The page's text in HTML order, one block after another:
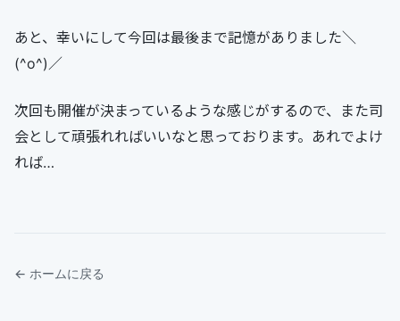
あと、幸いにして今回は最後まで記憶がありました＼
(^o^)／
次回も開催が決まっているような感じがするので、また司
会として頑張れればいいなと思っております。あれでよけ
れば…
← ホームに戻る